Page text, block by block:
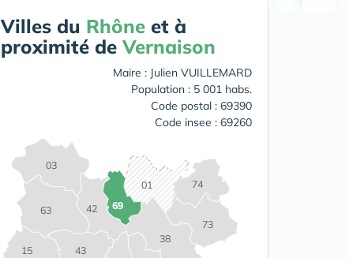
Villes du Rhône et à
proximité de Vernaison
Maire : Julien VUILLEMARD
Population : 5 001 habs.
Code postal : 69390
Code insee : 69260
01
03
15
38
42
43
63
69
73
74